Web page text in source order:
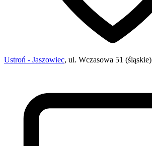
Ustroń - Jaszowiec, ul. Wczasowa 51 (śląskie)